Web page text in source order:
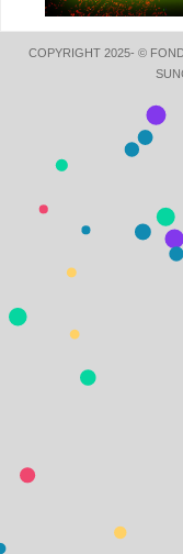
COPYRIGHT 2025- ©